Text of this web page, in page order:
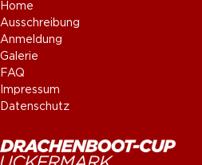
Home
Ausschreibung
Anmeldung
Galerie
FAQ
Impressum
Datenschutz